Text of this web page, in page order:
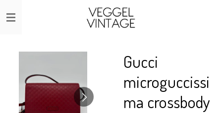
Ga
direct
Gucci
microguccissi
ma crossbody